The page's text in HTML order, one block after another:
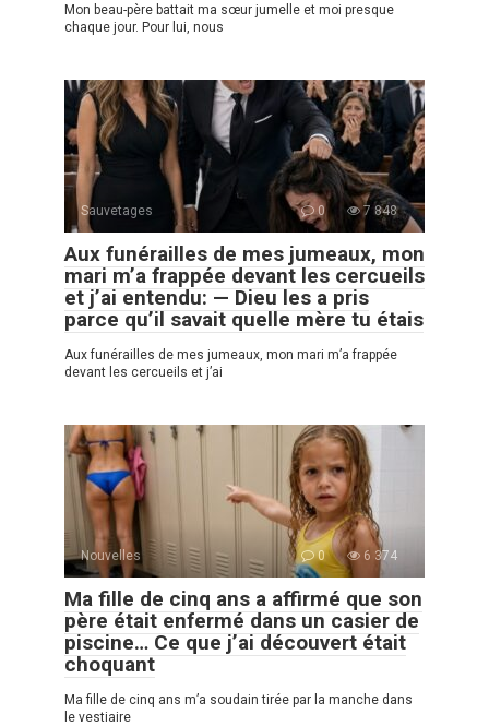
Mon beau-père battait ma sœur jumelle et moi presque
chaque jour. Pour lui, nous
Sauvetages 0 7 848
Aux funérailles de mes jumeaux, mon
mari m’a frappée devant les cercueils
et j’ai entendu: — Dieu les a pris
parce qu’il savait quelle mère tu étais
Aux funérailles de mes jumeaux, mon mari m’a frappée
devant les cercueils et j’ai
Nouvelles 0 6 374
Ma fille de cinq ans a affirmé que son
père était enfermé dans un casier de
piscine… Ce que j’ai découvert était
choquant
Ma fille de cinq ans m’a soudain tirée par la manche dans
le vestiaire